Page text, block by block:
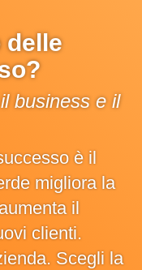
delle
business e il
è il
migliora la
il
clienti.
Scegli la